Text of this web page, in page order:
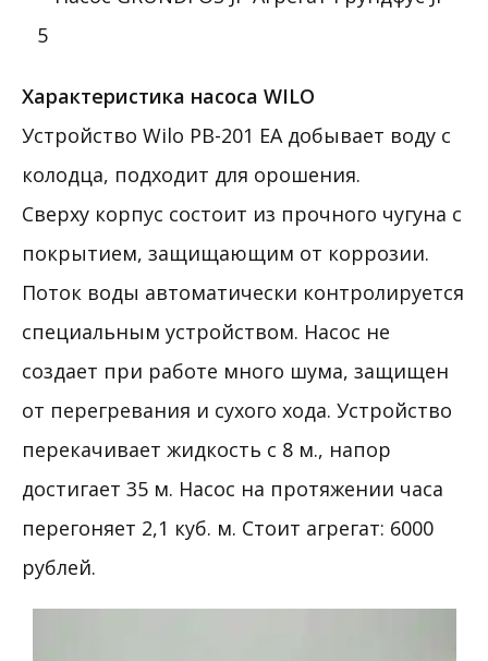
Характеристика насоса WILO
Устройство Wilo PB-201 EA добывает воду с
колодца, подходит для орошения.
Сверху корпус состоит из прочного чугуна с
покрытием, защищающим от коррозии.
Поток воды автоматически контролируется
специальным устройством. Насос не
создает при работе много шума, защищен
от перегревания и сухого хода. Устройство
перекачивает жидкость с 8 м., напор
достигает 35 м. Насос на протяжении часа
перегоняет 2,1 куб. м. Стоит агрегат: 6000
рублей.